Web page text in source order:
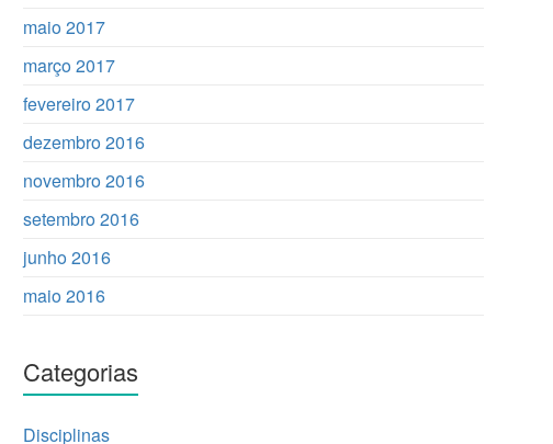
maio 2017
março 2017
fevereiro 2017
dezembro 2016
novembro 2016
setembro 2016
junho 2016
maio 2016
Categorias
Disciplinas